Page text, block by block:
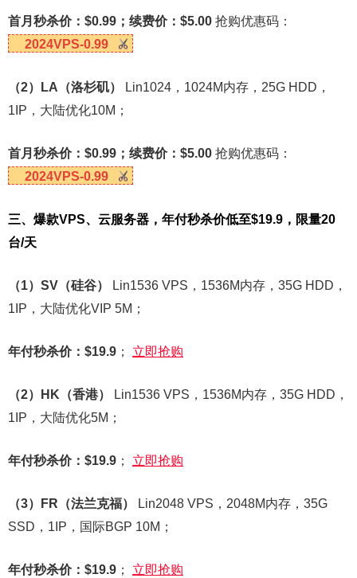
首月秒杀价：$0.99；续费价：$5.00 抢购优惠码：
2024VPS-0.99
（2）LA（洛杉矶）
Lin1024，1024M内存，25G HDD，
1IP，大陆优化10M；
首月秒杀价：$0.99；续费价：$5.00 抢购优惠码：
2024VPS-0.99
三、爆款VPS、云服务器，年付秒杀价低至$19.9，限量20
台/天
（1）SV（硅谷）
Lin1536 VPS，1536M内存，35G HDD，
1IP，大陆优化VIP 5M；
年付秒杀价：$19.9 ； 立即抢购
（2）HK（香港）
Lin1536 VPS，1536M内存，35G HDD，
1IP，大陆优化5M；
年付秒杀价：$19.9 ； 立即抢购
（3）FR（法兰克福）
Lin2048 VPS，2048M内存，35G
SSD，1IP，国际BGP 10M；
年付秒杀价：$19.9 ； 立即抢购